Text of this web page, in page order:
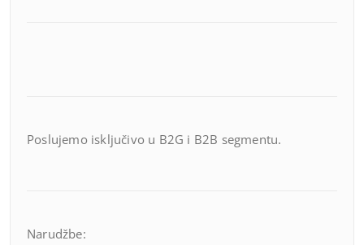
Poslujemo isključivo u B2G i B2B segmentu.
Narudžbe: